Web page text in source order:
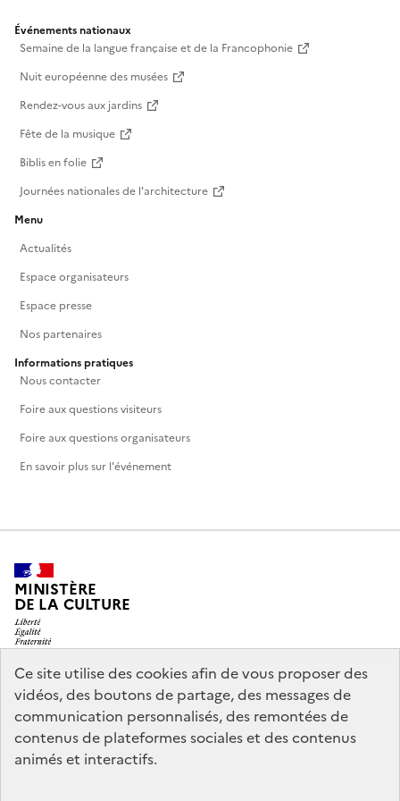
Ce site utilise des cookies afin de vous proposer des
vidéos, des boutons de partage, des messages de
communication personnalisés, des remontées de
contenus de plateformes sociales et des contenus
animés et interactifs.
Événements nationaux
Semaine de la langue française et de la Francophonie
Nuit européenne des musées
Rendez-vous aux jardins
Fête de la musique
Biblis en folie
Journées nationales de l'architecture
Menu
Actualités
Espace organisateurs
Espace presse
Nos partenaires
Informations pratiques
Nous contacter
Foire aux questions visiteurs
Foire aux questions organisateurs
En savoir plus sur l'événement
MINISTÈRE
DE LA CULTURE
legifrance.gouv.fr
info.gouv.fr
service-public.gouv.fr
data.gouv.fr